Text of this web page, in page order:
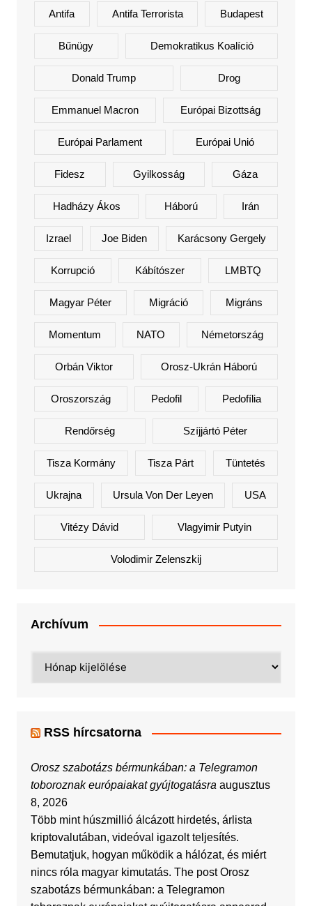
Antifa Antifa Terrorista Budapest
Bűnügy Demokratikus Koalíció
Donald Trump Drog
Emmanuel Macron Európai Bizottság
Európai Parlament Európai Unió
Fidesz Gyilkosság Gáza
Hadházy Ákos Háború Irán
Izrael Joe Biden Karácsony Gergely
Korrupció Kábítószer LMBTQ
Magyar Péter Migráció Migráns
Momentum NATO Németország
Orbán Viktor Orosz-Ukrán Háború
Oroszország Pedofil Pedofília
Rendőrség Szíjjártó Péter
Tisza Kormány Tisza Párt Tüntetés
Ukrajna Ursula Von Der Leyen USA
Vitézy Dávid Vlagyimir Putyin
Volodimir Zelenszkij
Archívum
RSS hírcsatorna
Orosz szabotázs bérmunkában: a Telegramon
toboroznak európaiakat gyújtogatásra augusztus
8, 2026
Több mint húszmillió álcázott hirdetés, árlista
kriptovalutában, videóval igazolt teljesítés.
Bemutatjuk, hogyan működik a hálózat, és miért
nincs róla magyar kimutatás. The post Orosz
szabotázs bérmunkában: a Telegramon